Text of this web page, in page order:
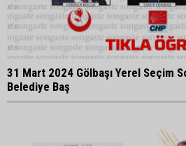
31 Mart 2024 Gölbaşı Yerel Seçim
Belediye Baş